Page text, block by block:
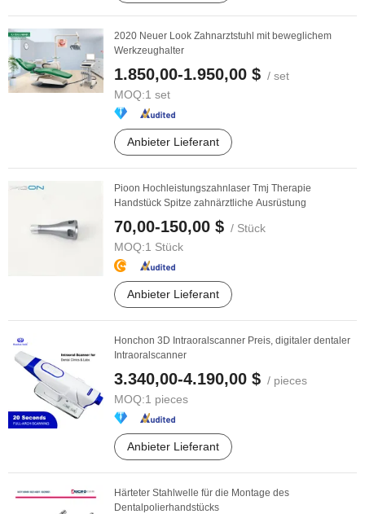
2020 Neuer Look Zahnarztstuhl mit beweglichem
Werkzeughalter
1.850,00-1.950,00 $ / set
MOQ:1 set
Anbieter Lieferant
Pioon Hochleistungszahnlaser Tmj Therapie
Handstück Spitze zahnärztliche Ausrüstung
70,00-150,00 $ / Stück
MOQ:1 Stück
Anbieter Lieferant
Honchon 3D Intraoralscanner Preis, digitaler dentaler
Intraoralscanner
3.340,00-4.190,00 $ / pieces
MOQ:1 pieces
Anbieter Lieferant
Härteter Stahlwelle für die Montage des
Dentalpolierhandstücks